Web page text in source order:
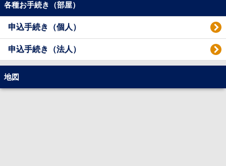
各種お手続き（部屋）
申込手続き（個人）
申込手続き（法人）
地図